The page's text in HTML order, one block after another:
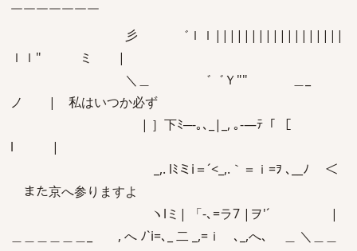
￣￣￣￣￣￣￣
彡 ゛ｌｌ||||||||||||||||||
ｌｌ" ミ |
＼＿ ゛゛Ｙ"" ＿_
ノ | 私はいつか必ず
| ］下ﾐ─-｡､_|_, ｡-―ﾃ「 ［
l |
ゝ_,. lﾐミi＝´<_,.｀＝ｉ=ｦ ､__ﾉ ＜
また京へ参りますよ
ヽlミ| 「‐､=ラ7 |ヲ'´ |
＿＿＿＿＿＿_ , へ ﾉ`i=､_ 二 _,=ｉゝ､_,へ､ ＿ ＼＿＿